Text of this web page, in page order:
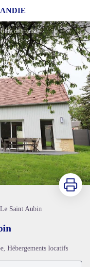
Gîtes de France Le Saint Aubin - © Gites de France Orne
Imprimer
Saint Aubin
Hébergements locatifs